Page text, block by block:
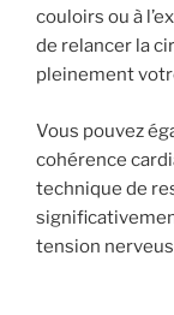
couloirs ou à
de relancer la
pleinement
Vous pouvez
cohérence
technique de
tension